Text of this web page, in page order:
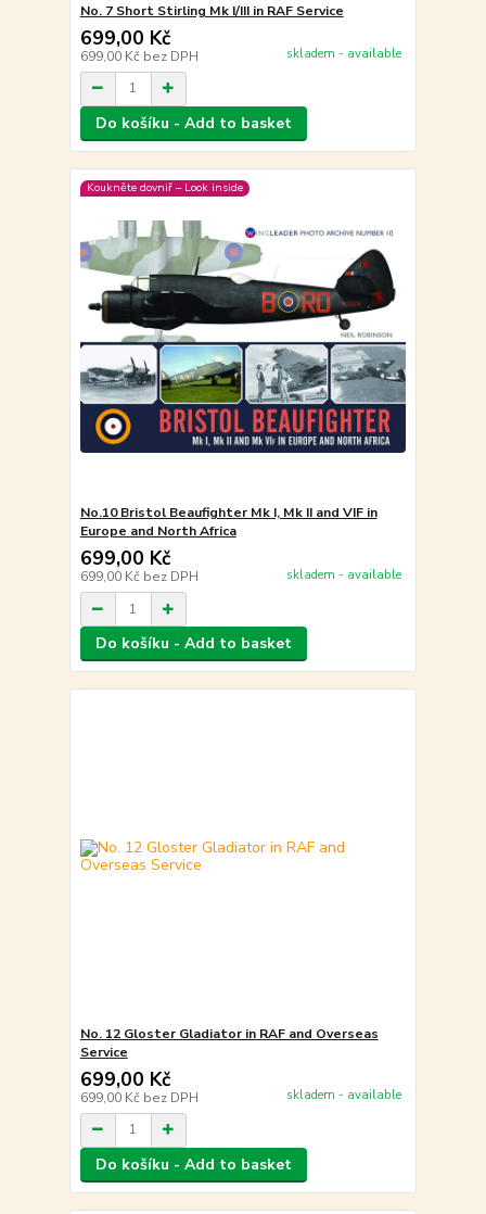
No. 7 Short Stirling Mk I/III in RAF Service
699,00 Kč
699,00 Kč bez DPH skladem - available
Do košíku - Add to basket
Koukněte dovniř – Look inside
No.10 Bristol Beaufighter Mk I, Mk II and VIF in
Europe and North Africa
699,00 Kč
699,00 Kč bez DPH skladem - available
Do košíku - Add to basket
No. 12 Gloster Gladiator in RAF and Overseas
Service
699,00 Kč
699,00 Kč bez DPH skladem - available
Do košíku - Add to basket